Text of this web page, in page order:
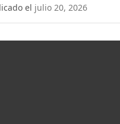
el julio 20, 2026